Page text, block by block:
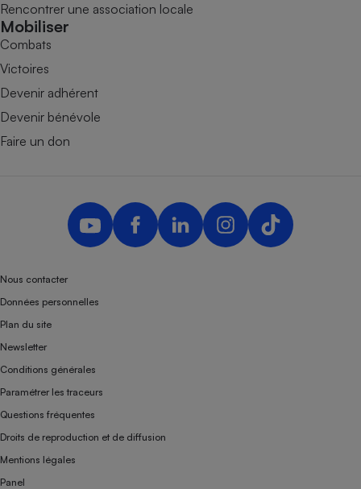
Rencontrer une association locale
Mobiliser
Combats
Victoires
Devenir adhérent
Devenir bénévole
Faire un don
Nous contacter
Données personnelles
Plan du site
Newsletter
Conditions générales
Paramétrer les traceurs
Questions fréquentes
Droits de reproduction et de diffusion
Mentions légales
Panel